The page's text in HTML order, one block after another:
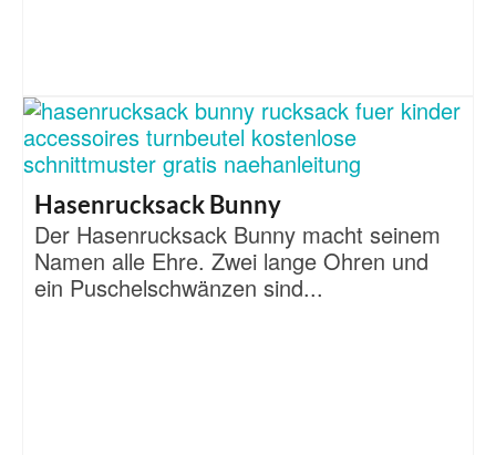
Hasenrucksack Bunny
Der Hasenrucksack Bunny macht seinem
Namen alle Ehre. Zwei lange Ohren und
ein Puschelschwänzen sind...